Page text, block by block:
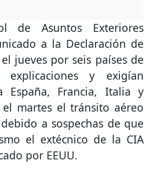
de Asuntos Exteriores
a la Declaración de
jueves por seis países de
y exigían
España, Francia, Italia y
martes el tránsito aéreo
a sospechas de que
el extécnico de la CIA
por EEUU.